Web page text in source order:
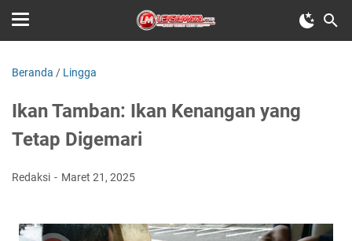
Beranda / Lingga
Ikan Tamban: Ikan Kenangan yang
Tetap Digemari
Redaksi Maret 21, 2025